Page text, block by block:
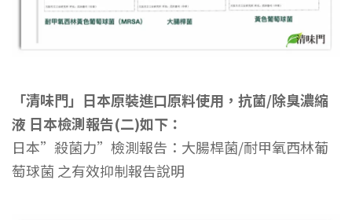
「清味門」日本原裝進口原料使用，抗菌/除臭濃縮
液 日本檢測報告(二)如下：
日本”殺菌力”檢測報告：大腸桿菌/耐甲氧西林葡
萄球菌 之有效抑制報告說明